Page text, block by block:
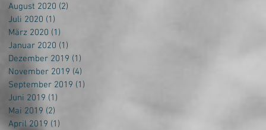
August 2020 (2)
Juli 2020 (1)
März 2020 (1)
Januar 2020 (1)
Dezember 2019 (1)
November 2019 (4)
September 2019 (1)
Juni 2019 (1)
Mai 2019 (2)
April 2019 (1)